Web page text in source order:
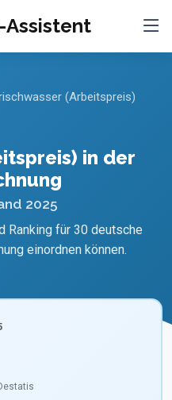
Assistent
(Arbeitspreis)
in der
2025
Ranking für 30 deutsche
einordnen können.